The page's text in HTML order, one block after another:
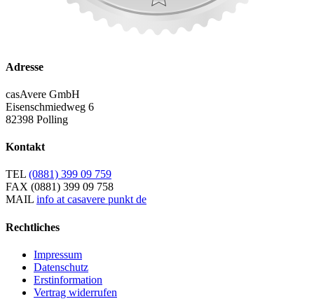
Adresse
casAvere GmbH
Eisenschmiedweg 6
82398 Polling
Kontakt
TEL (0881) 399 09 759
FAX (0881) 399 09 758
MAIL info at casavere punkt de
Rechtliches
Impressum
Datenschutz
Erstinformation
Vertrag widerrufen